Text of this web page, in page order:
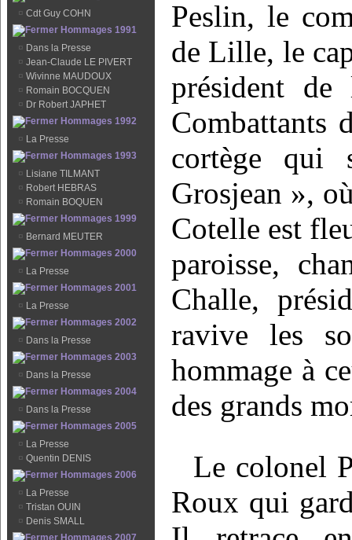
¤ Cdt Guy COHN
Hommages 1991
¤ Dans la Presse
¤ Jean-Claude LE PIVERT
¤ Wivinne MAUDOUX
¤ Romain BOCQUEN
¤ Dr Robert JAPHET
Hommages 1992
¤ La Presse
Hommages 1993
¤ Lisiane TILMANT
¤ Robert HEBRAS
¤ Romain BOQUEN
Hommages 1999
¤ Bernard MEUTER
Hommages 2000
¤ La Presse
Hommages 2001
¤ La Presse
Hommages 2002
¤ Dans la Presse
Hommages 2003
¤ Dans la Presse
Hommages 2004
¤ Dans la Presse
Hommages 2005
¤ La Presse
¤ Quentin DENIS
Hommages 2006
¤ La Presse
¤ Tristan OUIN
¤ Denis SMALL
Hommages 2007
Peslin, le
de Lille, le
président de
Combattants
cortège qui
Grosjean »,
Cotelle est
paroisse,
Challe,
ravive les
hommage à
des grands
Le colonel
Roux qui